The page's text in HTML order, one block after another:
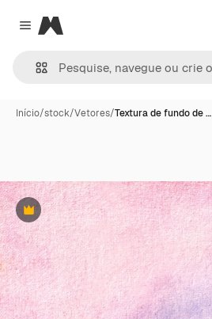
Close menu
Magnific
Início/stock/Vetores/Textura de fundo de …
Premium